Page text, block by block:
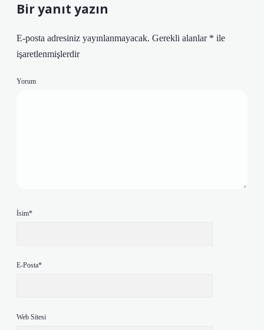
Bir yanıt yazın
E-posta adresiniz yayınlanmayacak. Gerekli alanlar * ile
işaretlenmişlerdir
Yorum
İsim*
E-Posta*
Web Sitesi